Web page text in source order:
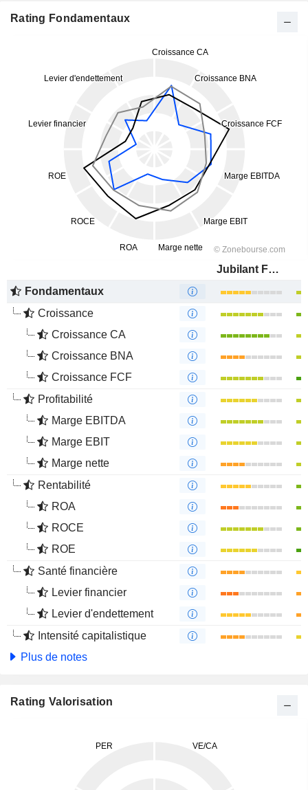
Rating Fondamentaux
Jubilant FoodWorks Limited
Fondamentaux
Croissance
Croissance CA
Croissance BNA
Croissance FCF
Profitabilité
Marge EBITDA
Marge EBIT
Marge nette
Rentabilité
ROA
ROCE
ROE
Santé financière
Levier financier
Levier d'endettement
Intensité capitalistique
Plus de notes
Rating Valorisation